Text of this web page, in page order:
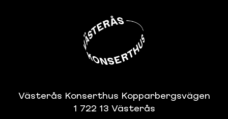
Västerås Konserthus Kopparbergsvägen
1 722 13 Västerås